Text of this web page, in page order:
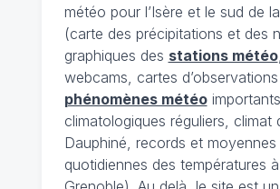
météo pour l’Isère et le sud de
(carte des précipitations et des
graphiques des stations météo,
webcams, cartes
phénomènes météo
climatologiques réguliers, climat
Dauphiné, records et moyennes
quotidiennes des températures à